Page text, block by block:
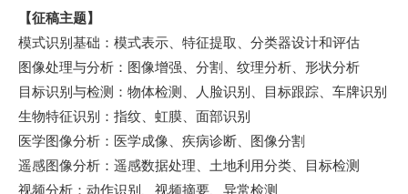
【征稿主题】
模式识别基础：模式表示、特征提取、分类器设计和评估
图像处理与分析：图像增强、分割、纹理分析、形状分析
目标识别与检测：物体检测、人脸识别、目标跟踪、车牌识别
生物特征识别：指纹、虹膜、面部识别
医学图像分析：医学成像、疾病诊断、图像分割
遥感图像分析：遥感数据处理、土地利用分类、目标检测
视频分析：动作识别、视频摘要、异常检测